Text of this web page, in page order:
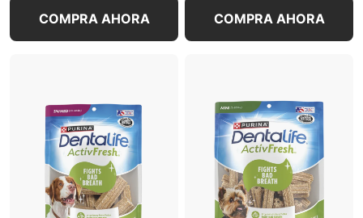
COMPRA AHORA COMPRA AHORA